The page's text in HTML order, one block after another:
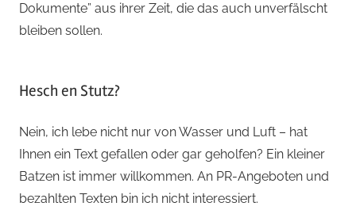
Dokumente” aus ihrer Zeit, die das auch unverfälscht
bleiben sollen.
Hesch en Stutz?
Nein, ich lebe nicht nur von Wasser und Luft – hat
Ihnen ein Text gefallen oder gar geholfen? Ein kleiner
Batzen ist immer willkommen. An PR-Angeboten und
bezahlten Texten bin ich nicht interessiert.